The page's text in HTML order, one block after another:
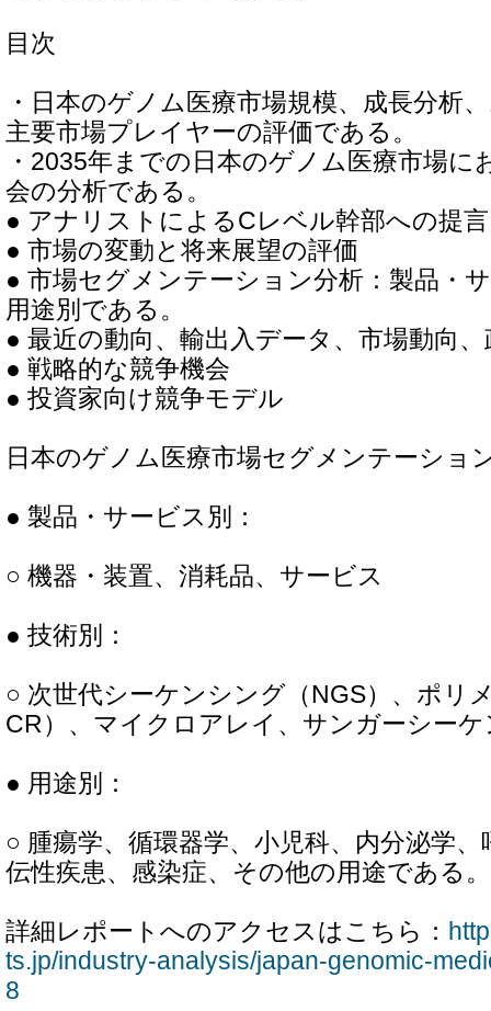
目次
・日本のゲノム医療市場規模、成長分析
主要市場プレイヤーの評価である。
・2035年までの日本のゲノム医療市場に
会の分析である。
● アナリストによるCレベル幹部への提言
● 市場の変動と将来展望の評価
● 市場セグメンテーション分析：製品・
用途別である。
● 最近の動向、輸出入データ、市場動向
● 戦略的な競争機会
● 投資家向け競争モデル
日本のゲノム医療市場セグメンテーショ
● 製品・サービス別：
○ 機器・装置、消耗品、サービス
● 技術別：
○ 次世代シーケンシング（NGS）、ポリ
CR）、マイクロアレイ、サンガーシー
● 用途別：
○ 腫瘍学、循環器学、小児科、内分泌学
伝性疾患、感染症、その他の用途である。
詳細レポートへのアクセスはこちら：
ts.jp/industry-analysis/japan-genomic-
8